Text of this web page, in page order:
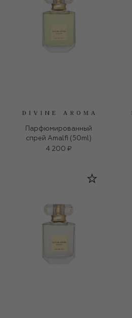
Парфюмированный
спрей Amalfi (50ml)
4 200 ₽